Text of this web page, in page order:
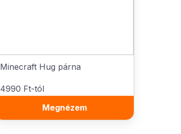
Minecraft Hug párna
4990 Ft-tól
Megnézem